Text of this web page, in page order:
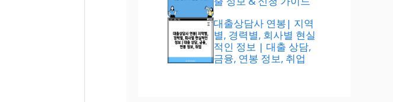
대출상담사 연봉| 지역
별, 경력별, 회사별 현실
적인 정보 | 대출 상담,
금융, 연봉 정보, 취업